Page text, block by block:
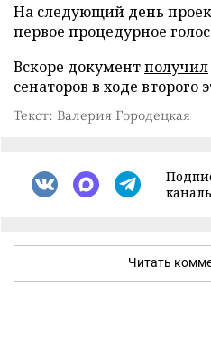
На следующий день
первое процедурное
Вскоре документполучил
сенаторов в ходе второго
Текст: Валерия Городецкая
Читать